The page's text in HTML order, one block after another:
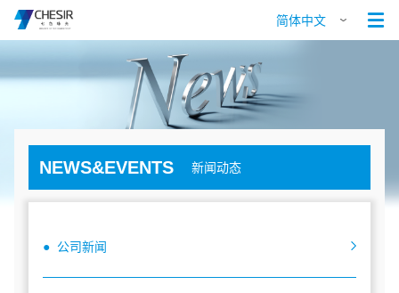
简体中文 
NEWS&EVENTS 新闻动态
● 公司新闻